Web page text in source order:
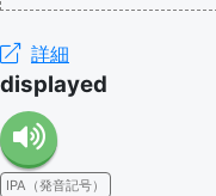
詳細
displayed
IPA（発音記号）